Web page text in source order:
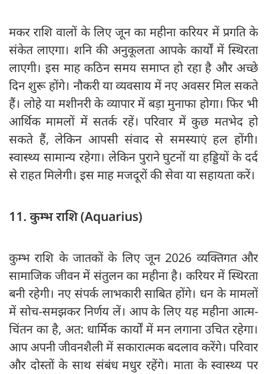
मकर राशि वालों के लिए जून का महीना करियर में प्रगति के
संकेत लाएगा। शनि की अनुकूलता आपके कार्यों में स्थिरता
लाएगी। इस माह कठिन समय समाप्त हो रहा है और अच्छे
दिन शुरू होंगे। नौकरी या व्यवसाय में नए अवसर मिल सकते
हैं। लोहे या मशीनरी के व्यापार में बड़ा मुनाफा होगा। फिर भी
आर्थिक मामलों में सतर्क रहें। परिवार में कुछ मतभेद हो
सकते हैं, लेकिन आपसी संवाद से समस्याएं हल होंगी।
स्वास्थ्य सामान्य रहेगा। लेकिन पुराने घुटनों या हड्डियों के दर्द
से राहत मिलेगी। इस माह मजदूरों की सेवा या सहायता करें।
11. कुम्भ राशि (Aquarius)
कुम्भ राशि के जातकों के लिए जून 2026 व्यक्तिगत और
सामाजिक जीवन में संतुलन का महीना है। करियर में स्थिरता
बनी रहेगी। नए संपर्क लाभकारी साबित होंगे। धन के मामलों
में सोच-समझकर निर्णय लें। आप के लिए यह महीना आत्म-
चिंतन का है, अत: धार्मिक कार्यों में मन लगाना उचित रहेगा।
आप अपनी जीवनशैली में सकारात्मक बदलाव करेंगे। परिवार
और दोस्तों के साथ संबंध मधुर रहेंगे। माता के स्वास्थ्य पर